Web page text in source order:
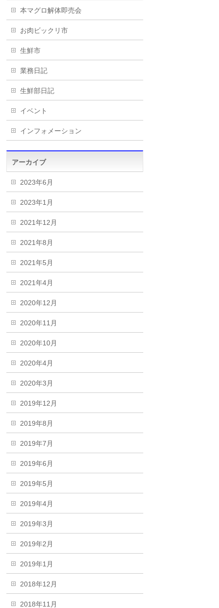
本マグロ解体即売会
お肉ビックリ市
生鮮市
業務日記
生鮮部日記
イベント
インフォメーション
アーカイブ
2023年6月
2023年1月
2021年12月
2021年8月
2021年5月
2021年4月
2020年12月
2020年11月
2020年10月
2020年4月
2020年3月
2019年12月
2019年8月
2019年7月
2019年6月
2019年5月
2019年4月
2019年3月
2019年2月
2019年1月
2018年12月
2018年11月